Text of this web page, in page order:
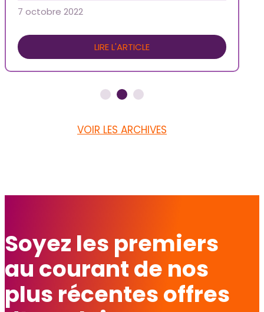
7 octobre 2022
LIRE L'ARTICLE
VOIR LES ARCHIVES
Soyez les premiers
au courant de nos
plus récentes offres